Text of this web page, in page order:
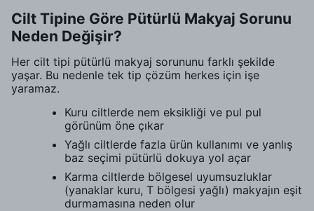
Cilt Tipine Göre Pütürlü Makyaj Sorunu
Neden Değişir?
Her cilt tipi pütürlü makyaj sorununu farklı şekilde
yaşar. Bu nedenle tek tip çözüm herkes için işe
yaramaz.
Kuru ciltlerde nem eksikliği ve pul pul
görünüm öne çıkar
Yağlı ciltlerde fazla ürün kullanımı ve yanlış
baz seçimi pütürlü dokuya yol açar
Karma ciltlerde bölgesel uyumsuzluklar
(yanaklar kuru, T bölgesi yağlı) makyajın eşit
durmamasına neden olur